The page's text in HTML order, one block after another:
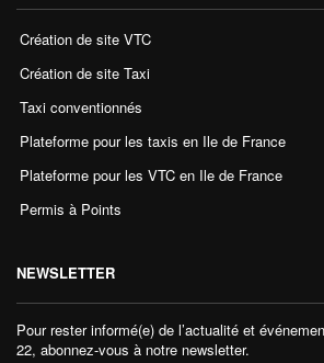
Création de site VTC
Création de site Taxi
Taxi conventionnés
Plateforme pour les taxis en Ile de France
Plateforme pour les VTC en Ile de France
Permis à Points
NEWSLETTER
Pour rester informé(e) de l’actualité et
22, abonnez-vous à notre newsletter.